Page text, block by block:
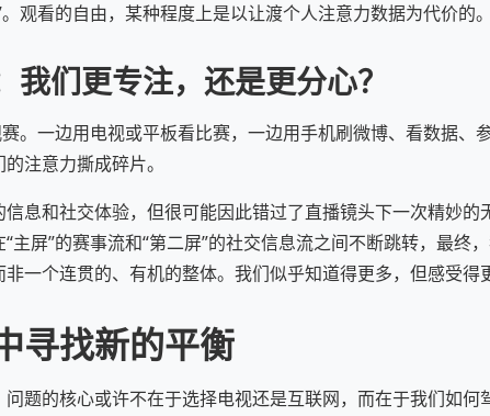
观看的自由，某种程度上是以让渡个人注意力数据为代价的。
我们更专注，还是更分心？
。一边用电视或平板看比赛，一边用手机刷微博、看数据、
注意力撕成碎片。
息和社交体验，但很可能因此错过了直播镜头下一次精妙的
主屏”的赛事流和“第二屏”的社交信息流之间不断跳转，最终
一个连贯的、有机的整体。我们似乎知道得更多，但感受得
寻找新的平衡
题的核心或许不在于选择电视还是互联网，而在于我们如何